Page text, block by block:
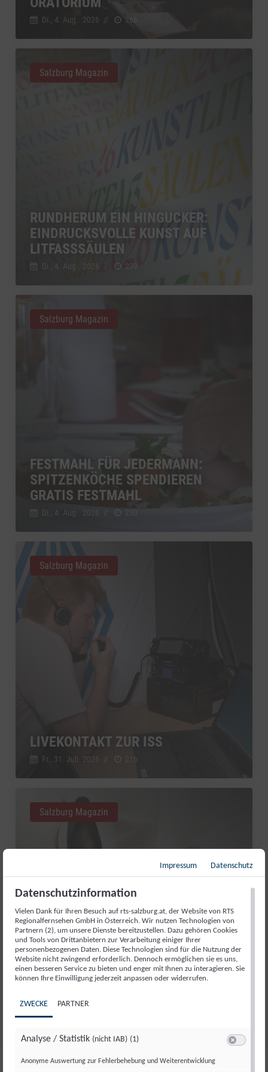
Di., 4. Aug.. 2026 // 266
RUNDHERUM EIN HINGUCKER:
EINDRUCKSVOLLE KUNST AUF
LITFASSSÄULEN
Di., 4. Aug.. 2026 239
Salzburg Magazin
FESTMAHL FÜR JEDERMANN:
SPITZENKÖCHE SPENDIEREN
GRATIS FESTMAHL
Di., 4. Aug.. 2026
Salzburg Magazin
LIVEKONTAKT ZUR ISS
Fr., 31. Juli. 2026
Salzburg Magazin
GUT AIDERBICHL: LIEBLINGSTIER
Fr., 31. Juli. 2026
Salzburg Magazin
Impressum Datenschutz
Datenschutzinformation
Vielen Dank für Ihren Besuch auf rts-salzburg.at, der Website von RTS
Regionalfernsehen GmbH in Österreich. Wir nutzen Technologien von
Partnern (2), um unsere Dienste bereitzustellen. Dazu gehören Cookies
und Tools von Drittanbietern zur Verarbeitung einiger Ihrer
personenbezogenen Daten. Diese Technologien sind für die Nutzung der
Website nicht zwingend erforderlich. Dennoch ermöglichen sie es uns,
einen besseren Service zu bieten und enger mit Ihnen zu interagieren. Sie
können Ihre Einwilligung jederzeit anpassen oder widerrufen.
ZWECKE PARTNER
Analyse / Statistik (nicht IAB) (1)
Anonyme Auswertung zur Fehlerbehebung und Weiterentwicklung